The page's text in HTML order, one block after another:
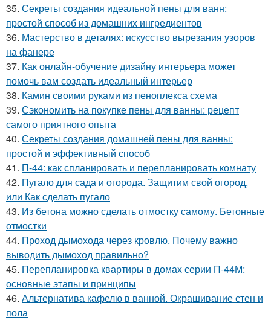
35. Секреты создания идеальной пены для ванн:
простой способ из домашних ингредиентов
36. Мастерство в деталях: искусство вырезания узоров
на фанере
37. Как онлайн-обучение дизайну интерьера может
помочь вам создать идеальный интерьер
38. Камин своими руками из пеноплекса схема
39. Сэкономить на покупке пены для ванны: рецепт
самого приятного опыта
40. Секреты создания домашней пены для ванны:
простой и эффективный способ
41. П-44: как спланировать и перепланировать комнату
42. Пугало для сада и огорода. Защитим свой огород,
или Как сделать пугало
43. Из бетона можно сделать отмостку самому. Бетонные
отмостки
44. Проход дымохода через кровлю. Почему важно
выводить дымоход правильно?
45. Перепланировка квартиры в домах серии П-44М:
основные этапы и принципы
46. Альтернатива кафелю в ванной. Окрашивание стен и
пола